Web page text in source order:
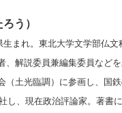
う）
生まれ。東北大学文学部仏文
、解説委員兼編集委員など
（土光臨調）に参画し、国
し、現在政治評論家。著書